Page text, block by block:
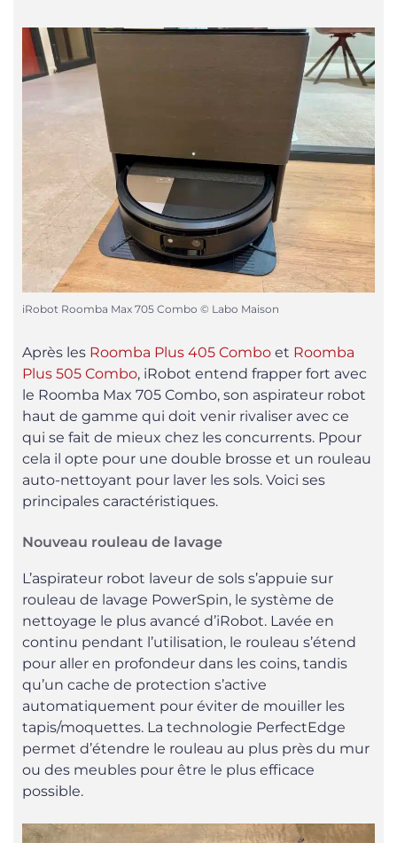
iRobot Roomba Max 705 Combo © Labo Maison
Après les Roomba Plus 405 Combo et Roomba
Plus 505 Combo, iRobot entend frapper fort avec
le Roomba Max 705 Combo, son aspirateur robot
haut de gamme qui doit venir rivaliser avec ce
qui se fait de mieux chez les concurrents. Ppour
cela il opte pour une double brosse et un rouleau
auto-nettoyant pour laver les sols. Voici ses
principales caractéristiques.
Nouveau rouleau de lavage
L’aspirateur robot laveur de sols s’appuie sur
rouleau de lavage PowerSpin, le système de
nettoyage le plus avancé d’iRobot. Lavée en
continu pendant l’utilisation, le rouleau s’étend
pour aller en profondeur dans les coins, tandis
qu’un cache de protection s’active
automatiquement pour éviter de mouiller les
tapis/moquettes. La technologie PerfectEdge
permet d’étendre le rouleau au plus près du mur
ou des meubles pour être le plus efficace
possible.